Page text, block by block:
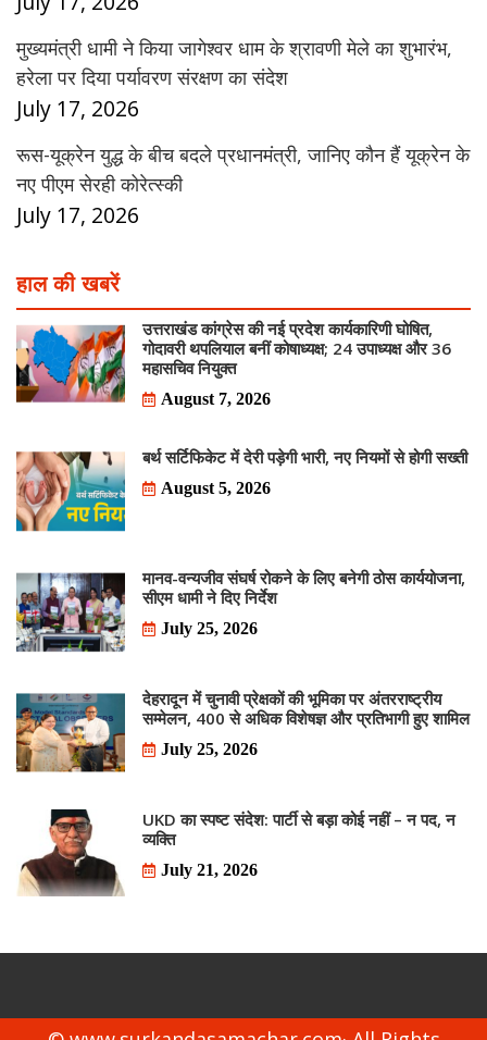
मुख्यमंत्री धामी ने किया जागेश्वर धाम के श्रावणी मेले का शुभारंभ,
हरेला पर दिया पर्यावरण संरक्षण का संदेश
July 17, 2026
रूस-यूक्रेन युद्ध के बीच बदले प्रधानमंत्री, जानिए कौन हैं यूक्रेन के
नए पीएम सेरही कोरेत्स्की
July 17, 2026
हाल की खबरें
उत्तराखंड कांग्रेस की नई प्रदेश कार्यकारिणी घोषित,
गोदावरी थपलियाल बनीं कोषाध्यक्ष; 24 उपाध्यक्ष और 36
महासचिव नियुक्त
August 7, 2026
बर्थ सर्टिफिकेट में देरी पड़ेगी भारी, नए नियमों से होगी सख्ती
August 5, 2026
मानव-वन्यजीव संघर्ष रोकने के लिए बनेगी ठोस कार्ययोजना,
सीएम धामी ने दिए निर्देश
July 25, 2026
देहरादून में चुनावी प्रेक्षकों की भूमिका पर अंतरराष्ट्रीय
सम्मेलन, 400 से अधिक विशेषज्ञ और प्रतिभागी हुए शामिल
July 25, 2026
UKD का स्पष्ट संदेश: पार्टी से बड़ा कोई नहीं – न पद, न
व्यक्ति
July 21, 2026